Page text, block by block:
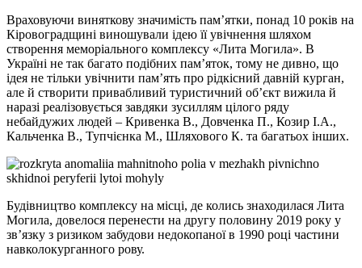
Враховуючи виняткову значимість памʼятки, понад 10 років на
Кіровоградщині виношували ідею її увічнення шляхом
створення меморіального комплексу «Лита Могила». В
Україні не так багато подібних пам’яток, тому не дивно, що
ідея не тільки увічнити пам’ять про рідкісний давній курган,
але й створити привабливий туристичний об’єкт вижила й
наразі реалізовується завдяки зусиллям цілого ряду
небайдужих людей – Кривенка В., Довченка П., Козир І.А.,
Кальченка В., Тупчієнка М., Шляхового К. та багатьох інших.
Будівництво комплексу на місці, де колись знаходилася Лита
Могила, довелося перенести на другу половину 2019 року у
зв’язку з ризиком забудови недокопаної в 1990 році частини
навколокурганного рову.